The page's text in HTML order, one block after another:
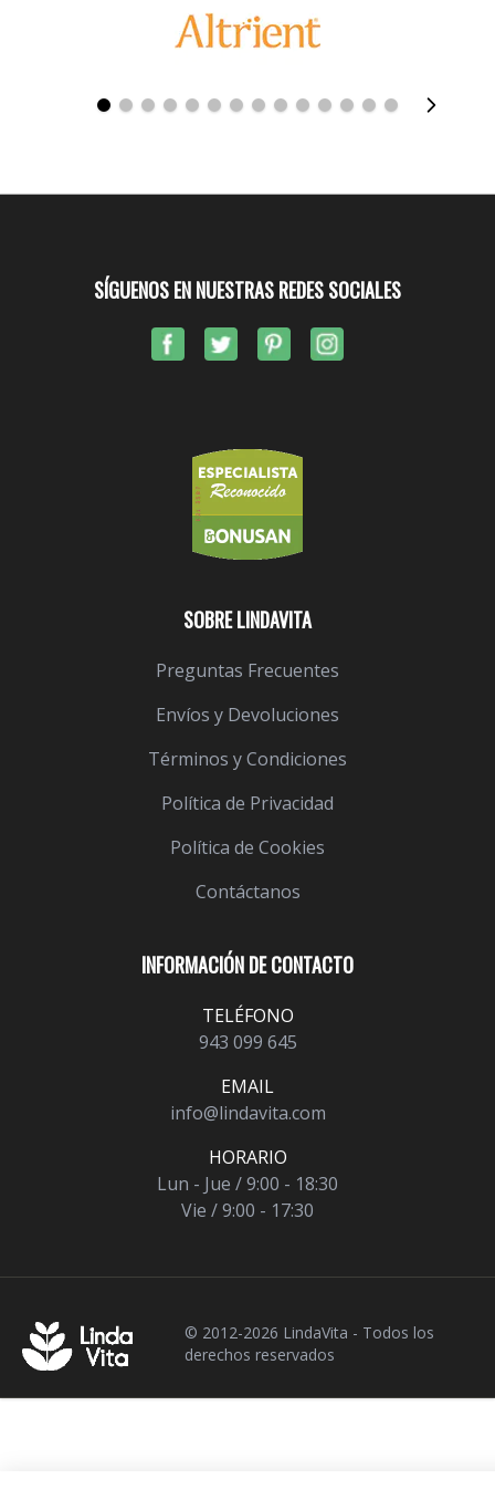
INFORMACIÓN DE CONTACTO
TELÉFONO
943 099 645
EMAIL
info@lindavita.com
HORARIO
Lun - Jue / 9:00 - 18:30
Vie / 9:00 - 17:30
SOBRE LINDAVITA
Preguntas Frecuentes
Envíos y Devoluciones
Términos y Condiciones
Política de Privacidad
Política de Cookies
Contáctanos
SÍGUENOS EN NUESTRAS REDES SOCIALES
© 2012-2026 LindaVita - Todos los
derechos reservados